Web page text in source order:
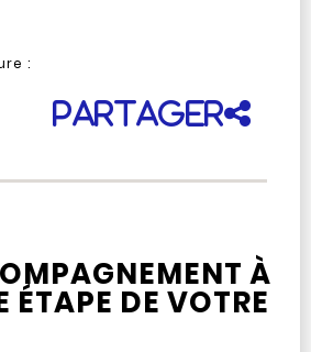
:
Partager
À
ÉTAPE DE VOTRE